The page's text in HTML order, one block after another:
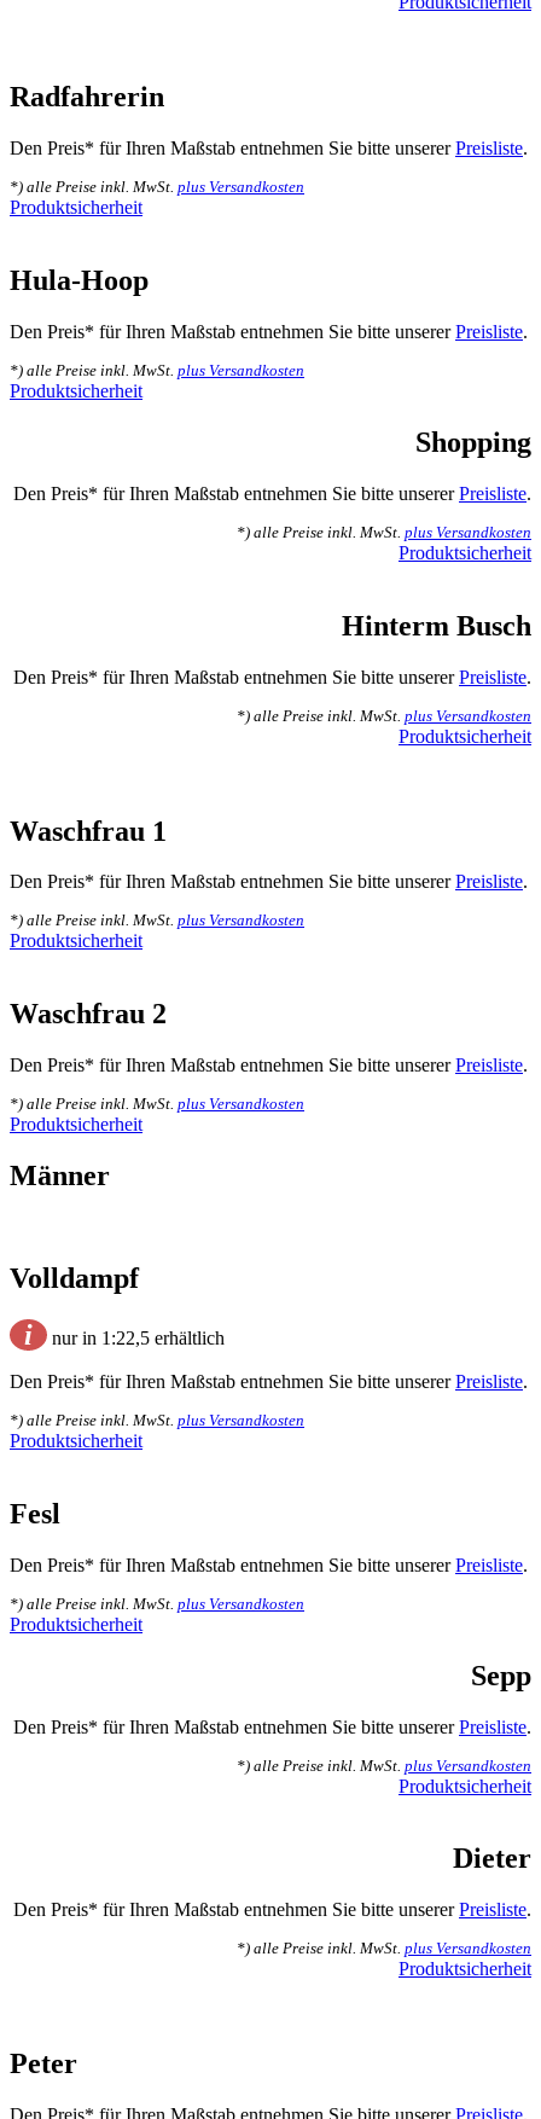
Radfahrerin
Den Preis* für Ihren Maßstab entnehmen Sie bitte unsererPreisliste.
*) alle Preise inkl. MwSt. plus Versandkosten
Produktsicherheit
Hula-Hoop
Den Preis* für Ihren Maßstab entnehmen Sie bitte unsererPreisliste.
*) alle Preise inkl. MwSt. plus Versandkosten
Produktsicherheit
Shopping
Den Preis* für Ihren Maßstab entnehmen Sie bitte unsererPreisliste.
*) alle Preise inkl. MwSt. plus Versandkosten
Produktsicherheit
Hinterm Busch
Den Preis* für Ihren Maßstab entnehmen Sie bitte unsererPreisliste.
*) alle Preise inkl. MwSt. plus Versandkosten
Produktsicherheit
Waschfrau 1
Den Preis* für Ihren Maßstab entnehmen Sie bitte unsererPreisliste.
*) alle Preise inkl. MwSt. plus Versandkosten
Produktsicherheit
Waschfrau 2
Den Preis* für Ihren Maßstab entnehmen Sie bitte unsererPreisliste.
*) alle Preise inkl. MwSt. plus Versandkosten
Produktsicherheit
Männer
Volldampf
i nur in 1:22,5 erhältlich
Den Preis* für Ihren Maßstab entnehmen Sie bitte unsererPreisliste.
*) alle Preise inkl. MwSt. plus Versandkosten
Produktsicherheit
Fesl
Den Preis* für Ihren Maßstab entnehmen Sie bitte unsererPreisliste.
*) alle Preise inkl. MwSt. plus Versandkosten
Produktsicherheit
Sepp
Den Preis* für Ihren Maßstab entnehmen Sie bitte unsererPreisliste.
*) alle Preise inkl. MwSt. plus Versandkosten
Produktsicherheit
Dieter
Den Preis* für Ihren Maßstab entnehmen Sie bitte unsererPreisliste.
*) alle Preise inkl. MwSt. plus Versandkosten
Produktsicherheit
Peter